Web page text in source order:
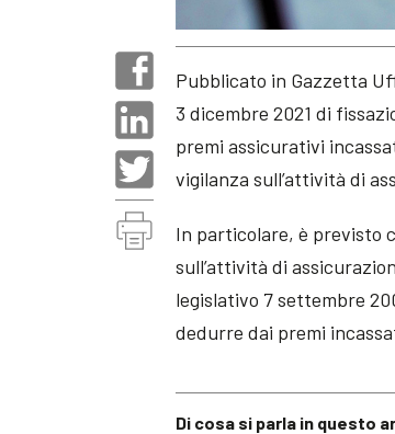
Di cosa si parla in questo
Pubblicato in Gazzetta
3 dicembre 2021 di
premi assicurativi
vigilanza sull’attività di
In particolare, è previsto
sull’attività di
legislativo 7 settembre
dedurre dai premi